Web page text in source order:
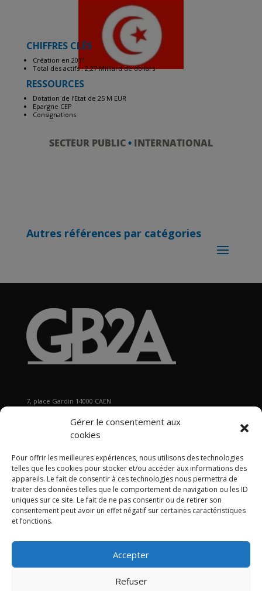
Gérer le consentement aux
cookies
Pour offrir les meilleures expériences, nous utilisons des technologies
telles que les cookies pour stocker et/ou accéder aux informations des
appareils. Le fait de consentir à ces technologies nous permettra de
traiter des données telles que le comportement de navigation ou les ID
uniques sur ce site. Le fait de ne pas consentir ou de retirer son
consentement peut avoir un effet négatif sur certaines caractéristiques
et fonctions.
Accepter
Refuser
CHIFFRES CLÉS
Création en 2011
Total des actifs : 2,27 Milliard de dollars
RESSOURCES
Dotation de l’Etat de 25 M EUR
Epargne CEP
Consignations
SECTEUR PUBLIC•INTERNATIONAL
Autres références par catégories
7, place Gardin 14000 CAEN
ecretariat@gb2a.fr
Nos bureaux
Caen • Paris • Marseille Lyon• Nancy • Lille •Bordeaux •
International
Politique de confidentialité